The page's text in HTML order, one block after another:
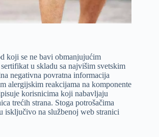
koji se ne bavi obmanjujućim
u skladu sa najvišim svetskim
negativna povratna informacija
alergijskim reakcijama na komponente
korisnicima koji nabavljaju
trećih strana. Stoga potrošačima
isključivo na službenoj web stranici